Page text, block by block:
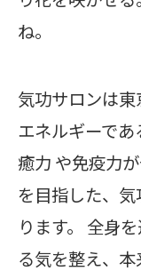
ね。
気功サロンは
エネルギーで
癒力 や免疫力
を目指した、
ります。 全身
る気を整え、